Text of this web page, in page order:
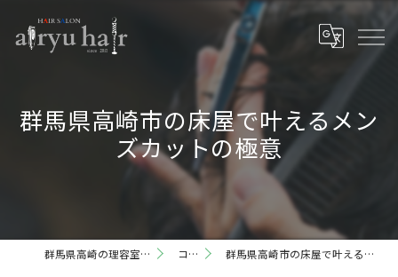
群馬県高崎市の床屋で叶えるメン
ズカットの極意
群馬県高崎の理容室ならairyu hair コラム 群馬県高崎市の床屋で叶えるメンズカットの極意